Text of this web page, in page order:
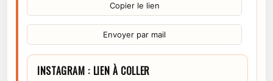
Copier le lien
Envoyer par mail
INSTAGRAM : LIEN À COLLER